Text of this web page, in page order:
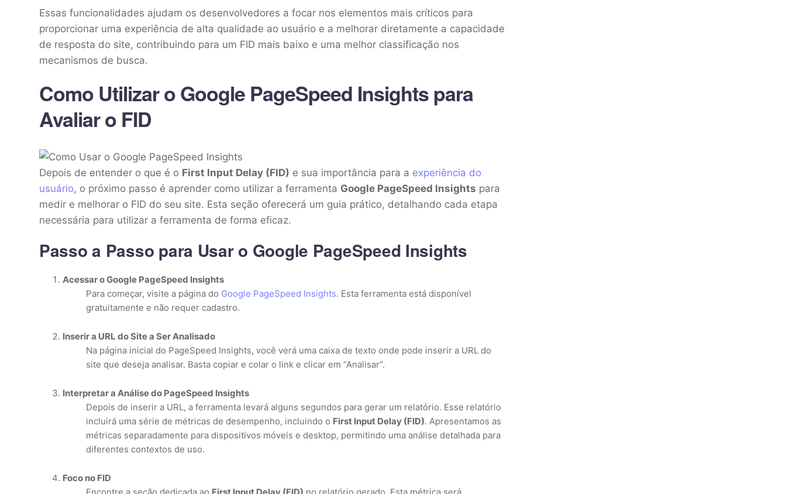
Essas funcionalidades ajudam os desenvolvedores a focar nos elementos mais críticos para
proporcionar uma experiência de alta qualidade ao usuário e a melhorar diretamente a capacidade
de resposta do site, contribuindo para um FID mais baixo e uma melhor classificação nos
mecanismos de busca.
Como Utilizar o Google PageSpeed Insights para
Avaliar o FID
Depois de entender o que é o First Input Delay (FID) e sua importância para a experiência do
usuário, o próximo passo é aprender como utilizar a ferramenta Google PageSpeed Insights para
medir e melhorar o FID do seu site. Esta seção oferecerá um guia prático, detalhando cada etapa
necessária para utilizar a ferramenta de forma eficaz.
Passo a Passo para Usar o Google PageSpeed Insights
Acessar o Google PageSpeed Insights
Para começar, visite a página do Google PageSpeed Insights. Esta ferramenta está disponível
gratuitamente e não requer cadastro.
Inserir a URL do Site a Ser Analisado
Na página inicial do PageSpeed Insights, você verá uma caixa de texto onde pode inserir a URL do
site que deseja analisar. Basta copiar e colar o link e clicar em “Analisar”.
Interpretar a Análise do PageSpeed Insights
Depois de inserir a URL, a ferramenta levará alguns segundos para gerar um relatório. Esse relatório
incluirá uma série de métricas de desempenho, incluindo o First Input Delay (FID). Apresentamos as
métricas separadamente para dispositivos móveis e desktop, permitindo uma análise detalhada para
diferentes contextos de uso.
Foco no FID